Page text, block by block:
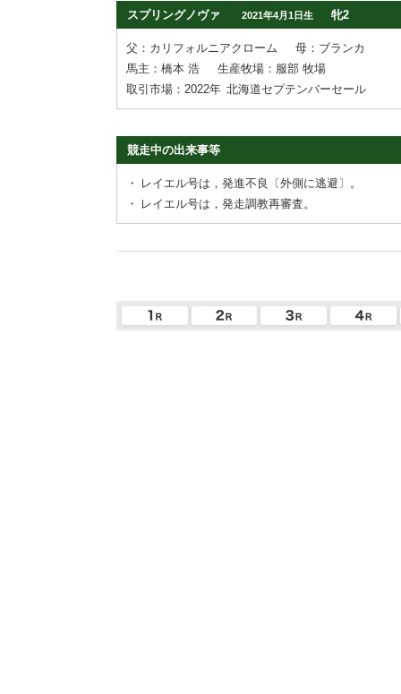
スプリングノヴァ
2021年4月1日生 牝2
父：カリフォルニアクローム
母：ブランカ
馬主：橋本 浩
生産牧場：服部 牧場
取引市場：2022年 北海道セプテンバーセール
競走中の出来事等
・
レイエル号は，発進不良〔外側に逃避〕。
・
レイエル号は，発走調教再審査。